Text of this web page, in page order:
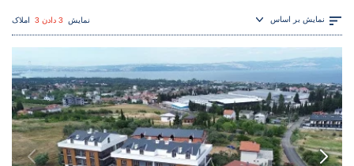
نمایش بر اساس نمایش 3 دادن 3 املاک